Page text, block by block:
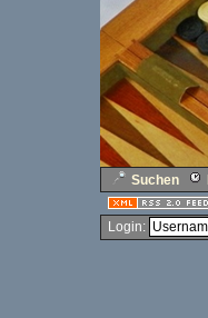
Suchen
Login: